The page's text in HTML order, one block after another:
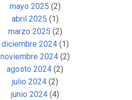
mayo 2025 (2)
abril 2025 (1)
marzo 2025 (2)
diciembre 2024(1)
noviembre 2024(2)
agosto 2024 (2)
julio 2024(2)
junio 2024(4)